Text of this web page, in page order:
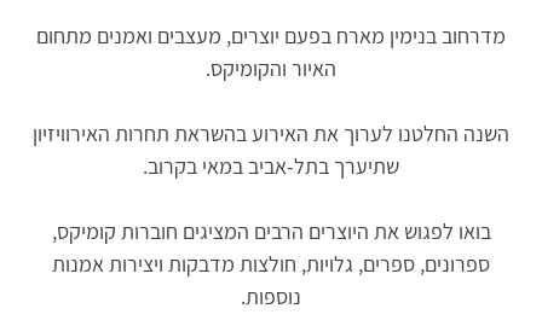
מדרחוב בנימין מארח בפעם יוצרים, מעצבים ואמנים מתחום
האיור והקומיקס.
השנה החלטנו לערוך את האירוע בהשראת תחרות האירוויזיון
שתיערך בתל-אביב במאי בקרוב.
בואו לפגוש את היוצרים הרבים המציגים חוברות קומיקס,
ספרונים, ספרים, גלויות, חולצות מדבקות ויצירות אמנות
נוספות.